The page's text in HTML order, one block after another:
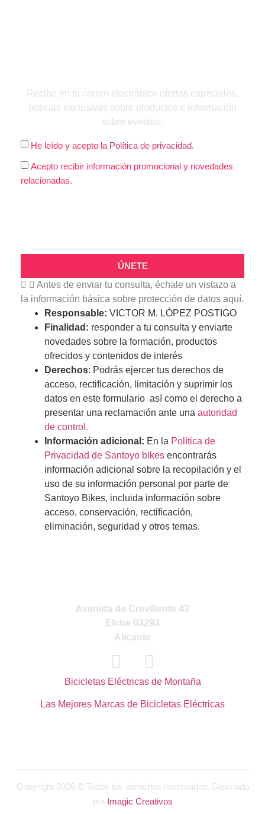
Recibe en tu correo electrónico ofertas especiales,
noticias exclusivas sobre productos e información
sobre eventos.
He leído y acepto la Política de privacidad.
Acepto recibir información promocional y novedades
relacionadas.
ÚNETE
Antes de enviar tu consulta, échale un vistazo a
la información básica sobre protección de datos aquí.
Responsable: VICTOR M. LÓPEZ POSTIGO
Finalidad: responder a tu consulta y enviarte
novedades sobre la formación, productos
ofrecidos y contenidos de interés
Derechos: Podrás ejercer tus derechos de
acceso, rectificación, limitación y suprimir los
datos en este formulario así como el derecho a
presentar una reclamación ante una autoridad
de control.
Información adicional: En la Política de
Privacidad de Santoyo bikes encontrarás
información adicional sobre la recopilación y el
uso de su información personal por parte de
Santoyo Bikes, incluida información sobre
acceso, conservación, rectificación,
eliminación, seguridad y otros temas.
Avenida de Crevillente 43
Elche 03293
Alicante
Bicicletas Eléctricas de Montaña
Las Mejores Marcas de Bicicletas Eléctricas
Copyright 2026 © Todos los derechos reservados. Diseñado
por Imagic Creativos